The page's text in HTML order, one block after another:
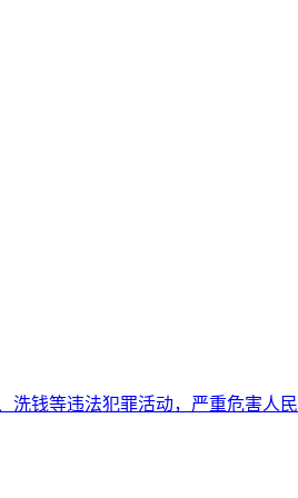
钱等违法犯罪活动，严重危害人